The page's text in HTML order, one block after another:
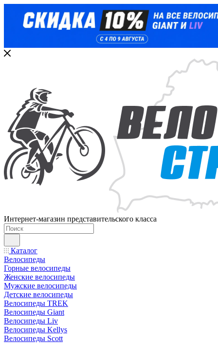
Интернет-магазин представительского класса
Каталог
Велосипеды
Горные велосипеды
Женские велосипеды
Мужские велосипеды
Детские велосипеды
Велосипеды TREK
Велосипеды Giant
Велосипеды Liv
Велосипеды Kellys
Велосипеды Scott